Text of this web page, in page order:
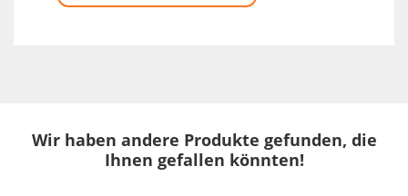
Wir haben andere Produkte gefunden, die
Ihnen gefallen könnten!